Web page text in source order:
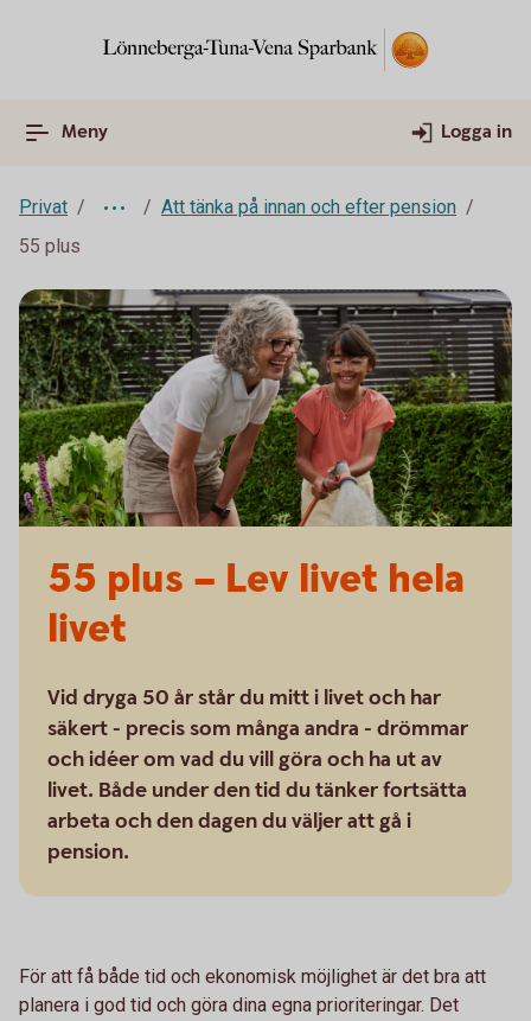
Meny Logga in
Privat
Att tänka på innan och efter pension
55 plus
55 plus – Lev livet hela
livet
Vid dryga 50 år står du mitt i livet och har
säkert - precis som många andra - drömmar
och idéer om vad du vill göra och ha ut av
livet. Både under den tid du tänker fortsätta
arbeta och den dagen du väljer att gå i
pension.
För att få både tid och ekonomisk möjlighet är det bra att
planera i god tid och göra dina egna prioriteringar. Det